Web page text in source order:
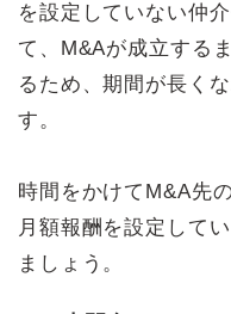
を設定していない仲
て、M&Aが成立する
るため、期間が長く
す。
時間をかけてM&A先
月額報酬を設定して
ましょう。